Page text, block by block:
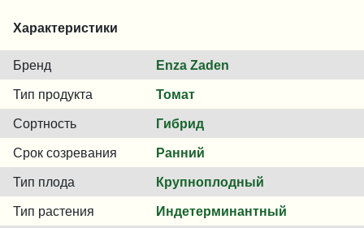
Характеристики
Бренд Enza Zaden
Тип продукта Томат
Сортность Гибрид
Срок созревания Ранний
Тип плода Крупноплодный
Тип растения Индетерминантный